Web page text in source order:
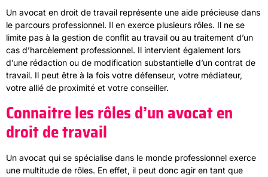
Un avocat en droit de travail représente une aide précieuse dans
le parcours professionnel. Il en exerce plusieurs rôles. Il ne se
limite pas à la gestion de conflit au travail ou au traitement d’un
cas d’harcèlement professionnel. Il intervient également lors
d’une rédaction ou de modification substantielle d’un contrat de
travail. Il peut être à la fois votre défenseur, votre médiateur,
votre allié de proximité et votre conseiller.
Connaitre les rôles d’un avocat en
droit de travail
Un avocat qui se spécialise dans le monde professionnel exerce
une multitude de rôles. En effet, il peut donc agir en tant que